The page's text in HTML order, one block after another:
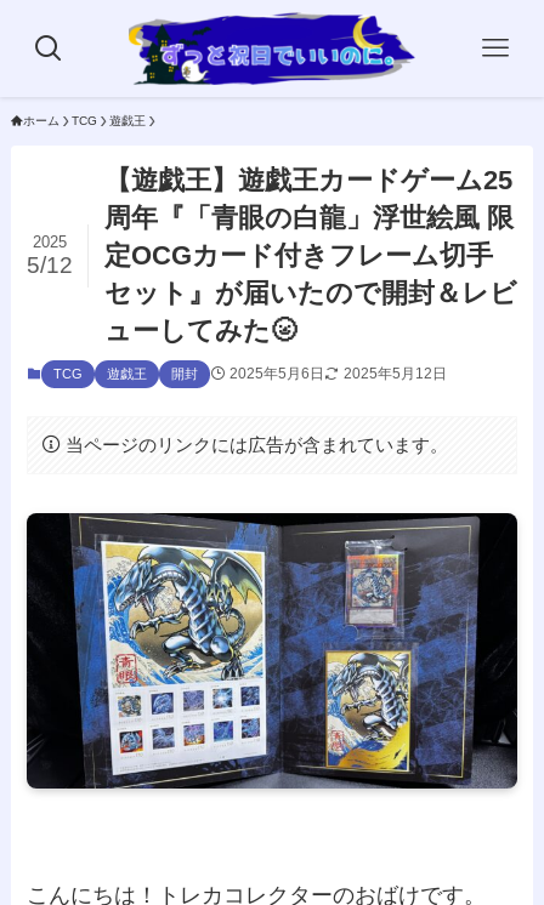
ホーム TCG 遊戯王
【遊戯王】遊戯王カードゲーム25
周年『「青眼の白龍」浮世絵風 限
定OCGカード付きフレーム切手
セット』が届いたので開封＆レビ
ューしてみた🌝
2025
5/12
TCG 遊戯王 開封 2025年5月6日 2025年5月12日
当ページのリンクには広告が含まれています。
こんにちは！トレカコレクターのおばけです。